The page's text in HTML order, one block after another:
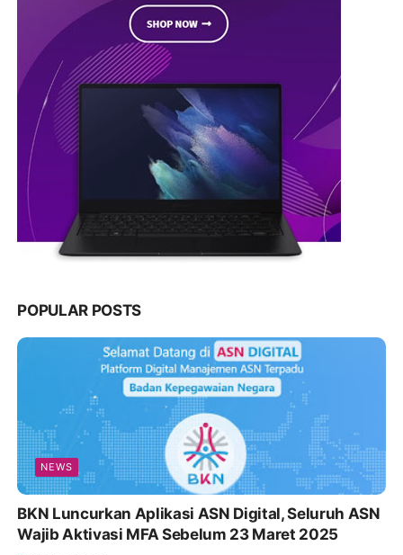
POPULAR POSTS
NEWS
BKN Luncurkan Aplikasi ASN Digital, Seluruh ASN
Wajib Aktivasi MFA Sebelum 23 Maret 2025